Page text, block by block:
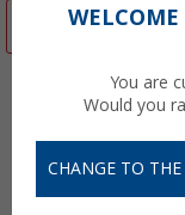
You are
Would you
CHANGE TO